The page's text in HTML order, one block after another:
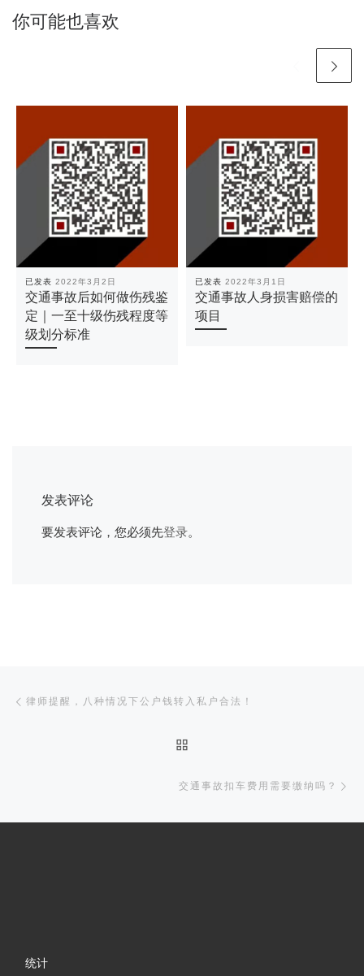
你可能也喜欢
已发表2022年3月2日
交通事故后如何做伤残鉴
定｜一至十级伤残程度等
级划分标准
已发表2022年3月1日
交通事故人身损害赔偿的
项目
发表评论
要发表评论，您必须先登录。
律师提醒，八种情况下公户钱转入私户合法！
交通事故扣车费用需要缴纳吗？
统计